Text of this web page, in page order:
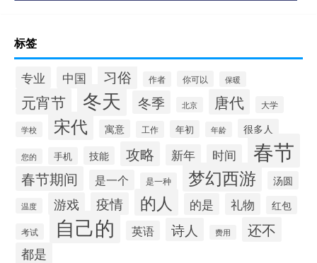
标签
专业 中国 习俗 作者 你可以 保暖
元宵节 冬天 冬季 北京 唐代 大学
学校 宋代 寓意 工作 年初 年龄 很多人
您的 手机 技能 攻略 新年 时间 春节
春节期间 是一个 是一种 梦幻西游 汤圆
温度 游戏 疫情 的人 的是 礼物 红包
考试 自己的 英语 诗人 费用 还不
都是